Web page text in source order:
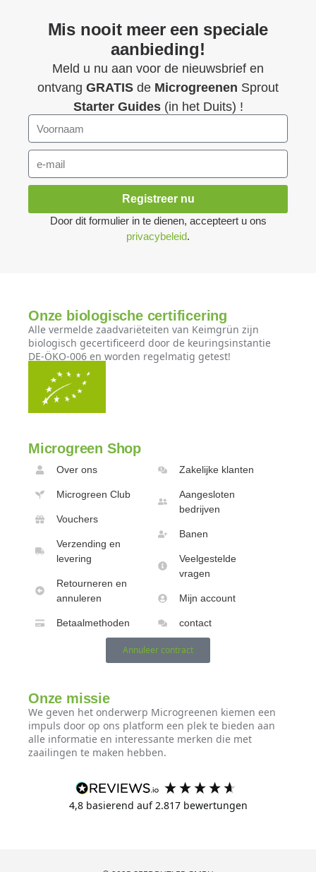
Mis nooit meer een speciale
aanbieding!
Meld u nu aan voor de nieuwsbrief en
ontvang GRATIS de Microgreenen Sprout
Starter Guides(in het Duits) !
Registreer nu
Door dit formulier in te dienen, accepteert u ons
privacybeleid.
Onze biologische certificering
Alle vermelde zaadvariëteiten van Keimgrün zijn
biologisch gecertificeerd door de keuringsinstantie
DE-ÖKO-006 en worden regelmatig getest!
Microgreen Shop
Over ons
Microgreen Club
Vouchers
Verzending en
levering
Retourneren en
annuleren
Betaalmethoden
Zakelijke klanten
Aangesloten
bedrijven
Banen
Veelgestelde
vragen
Mijn account
contact
Annuleer contract
Onze missie
We geven het onderwerp Microgreenen kiemen een
impuls door op ons platform een ​​plek te bieden aan
alle informatie en interessante merken die met
zaailingen te maken hebben.
4,8 basierend auf 2.817bewertungen